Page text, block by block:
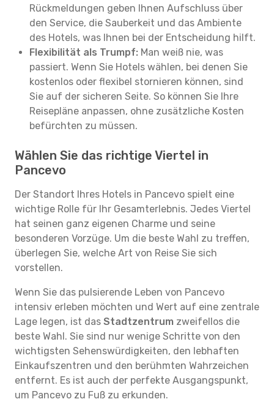
Rückmeldungen geben Ihnen Aufschluss über
den Service, die Sauberkeit und das Ambiente
des Hotels, was Ihnen bei der Entscheidung hilft.
Flexibilität als Trumpf: Man weiß nie, was
passiert. Wenn Sie Hotels wählen, bei denen Sie
kostenlos oder flexibel stornieren können, sind
Sie auf der sicheren Seite. So können Sie Ihre
Reisepläne anpassen, ohne zusätzliche Kosten
befürchten zu müssen.
Wählen Sie das richtige Viertel in
Pancevo
Der Standort Ihres Hotels in Pancevo spielt eine
wichtige Rolle für Ihr Gesamterlebnis. Jedes Viertel
hat seinen ganz eigenen Charme und seine
besonderen Vorzüge. Um die beste Wahl zu treffen,
überlegen Sie, welche Art von Reise Sie sich
vorstellen.
Wenn Sie das pulsierende Leben von Pancevo
intensiv erleben möchten und Wert auf eine zentrale
Lage legen, ist das Stadtzentrum zweifellos die
beste Wahl. Sie sind nur wenige Schritte von den
wichtigsten Sehenswürdigkeiten, den lebhaften
Einkaufszentren und den berühmten Wahrzeichen
entfernt. Es ist auch der perfekte Ausgangspunkt,
um Pancevo zu Fuß zu erkunden.